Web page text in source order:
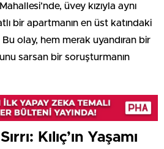
üvey kızıyla aynı
bir apartmanın en üst katındaki
olay, hem merak uyandıran bir
sarsan bir soruşturmanın
Kılıç’ın Yaşamı